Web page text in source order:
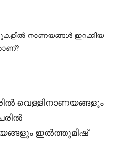
നാണയങ്ങൾ ഇറക്കിയ
വെള്ളിനാണയങ്ങളും
ഇൽത്തുമിഷ്